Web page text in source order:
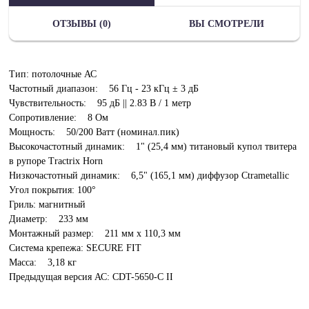
ОТЗЫВЫ (0) ВЫ СМОТРЕЛИ
Тип: потолочные АС
Частотный диапазон: 56 Гц - 23 кГц ± 3 дБ
Чувствительность: 95 дБ || 2.83 В / 1 метр
Сопротивление: 8 Ом
Мощность: 50/200 Ватт (номинал.пик)
Высокочастотный динамик: 1" (25,4 мм) титановый купол твитера
в рупоре Tractrix Horn
Низкочастотный динамик: 6,5" (165,1 мм) диффузор Ctrametallic
Угол покрытия: 100°
Гриль: магнитный
Диаметр: 233 мм
Монтажный размер: 211 мм х 110,3 мм
Система крепежа: SECURE FIT
Масса: 3,18 кг
Предыдущая версия АС: CDT-5650-C II